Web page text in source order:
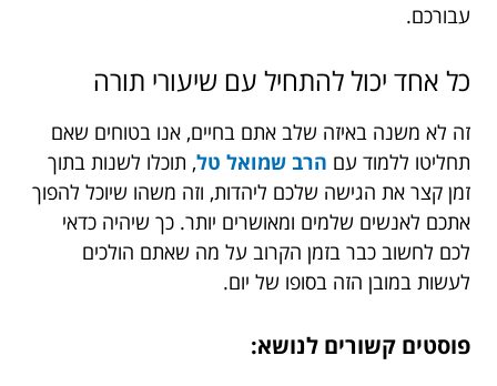
עבורכם.
כל אחד יכוללהתחיל עם שיעורי תורה
זה לא משנה באיזה שלב אתם בחיים, אנו בטוחים שאם
תחליטו ללמוד עם הרב שמואל טל, תוכלו לשנות בתוך
זמן קצר את הגישה שלכם ליהדות, וזה משהו שיוכל להפוך
אתכם לאנשים שלמים ומאושרים יותר. כך שיהיה כדאי
לכם לחשוב כבר בזמן הקרוב על מה שאתם הולכים
לעשות במובן הזה בסופו של יום.
פוסטים קשורים לנושא: